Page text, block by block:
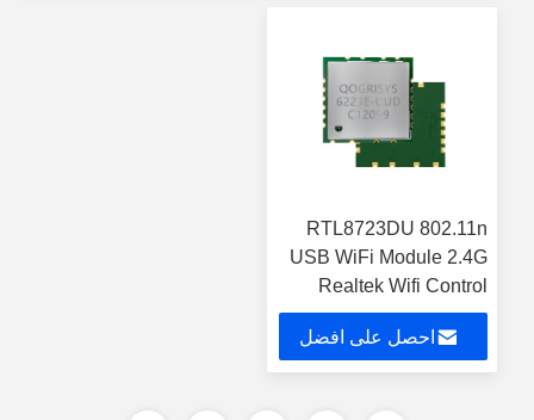
RTL8723DU 802.11n
USB WiFi Module 2.4G
Realtek Wifi Control
Module
احصل على افضل